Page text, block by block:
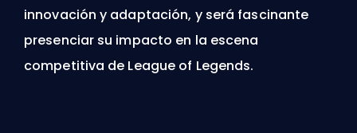
innovación y adaptación, y será fascinante
presenciar su impacto en la escena
competitiva de League of Legends.